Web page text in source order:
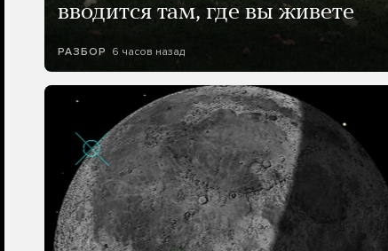
вводится там, где вы живете
РАЗБОР 6 часов назад